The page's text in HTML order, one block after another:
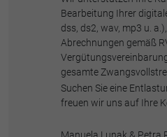
Bearbeitung Ihrer
dss, ds2, wav, mp3 u.
Abrechnungen gemäß
gesamte
Suchen Sie eine
freuen wir uns auf Ihre